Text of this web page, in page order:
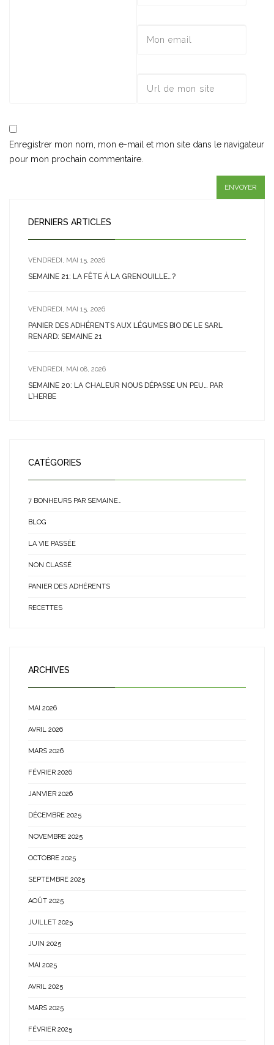
Enregistrer mon nom, mon e-mail et mon site dans le navigateur
pour mon prochain commentaire.
DERNIERS ARTICLES
VENDREDI, MAI 15, 2026
SEMAINE 21: LA FÊTE À LA GRENOUILLE…?
VENDREDI, MAI 15, 2026
PANIER DES ADHÉRENTS AUX LÉGUMES BIO DE LE SARL
RENARD: SEMAINE 21
VENDREDI, MAI 08, 2026
SEMAINE 20: LA CHALEUR NOUS DÉPASSE UN PEU… PAR
L’HERBE
CATÉGORIES
7 BONHEURS PAR SEMAINE…
BLOG
LA VIE PASSÉE
NON CLASSÉ
PANIER DES ADHÉRENTS
RECETTES
ARCHIVES
MAI 2026
AVRIL 2026
MARS 2026
FÉVRIER 2026
JANVIER 2026
DÉCEMBRE 2025
NOVEMBRE 2025
OCTOBRE 2025
SEPTEMBRE 2025
AOÛT 2025
JUILLET 2025
JUIN 2025
MAI 2025
AVRIL 2025
MARS 2025
FÉVRIER 2025